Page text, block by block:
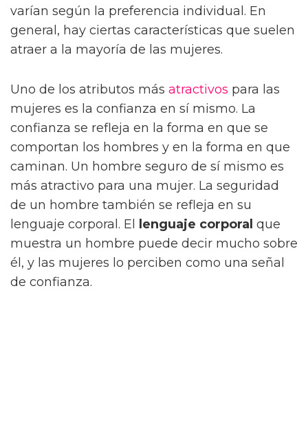
varían según la preferencia individual. En
general, hay ciertas características que suelen
atraer a la mayoría de las mujeres.
Uno de los atributos más atractivos para las
mujeres es la confianza en sí mismo. La
confianza se refleja en la forma en que se
comportan los hombres y en la forma en que
caminan. Un hombre seguro de sí mismo es
más atractivo para una mujer. La seguridad
de un hombre también se refleja en su
lenguaje corporal. El
lenguaje corporal que
muestra un hombre puede decir mucho sobre
él, y las mujeres lo perciben como una señal
de confianza.